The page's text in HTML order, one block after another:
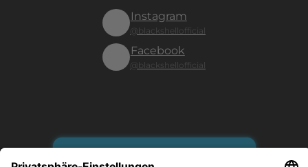
Instagram
@blackshellofficial
Facebook
@blackshellofficial